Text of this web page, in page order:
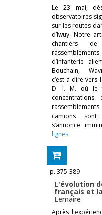
Le 23 mai,
observatoires
sur les routes
d’Iwuy. Notre
chantiers
d’infanterie
Bouchain,
c’est-à-dire
D. I. M. où le
camions sont
s’annonce
lignes
p. 375-389
L'évolution
français et la
Lemaire
Après